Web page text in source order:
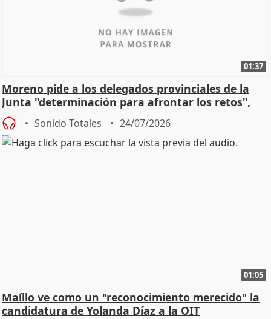
01:37
Moreno pide a los delegados provinciales de la
Junta "determinación para afrontar los retos",
diálog
Sonido Totales 24/07/2026
01:05
Maíllo ve como un "reconocimiento merecido" la
candidatura de Yolanda Díaz a la OIT